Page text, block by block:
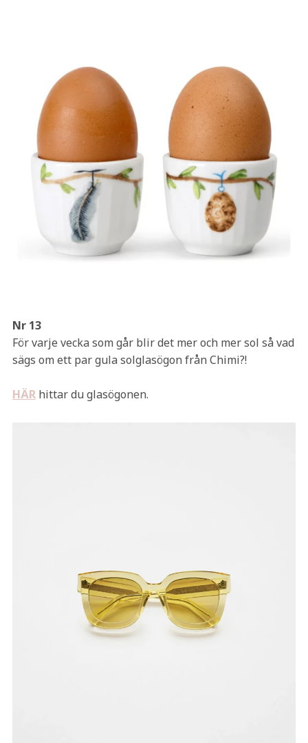
Nr 13
För varje vecka som går blir det mer och mer sol så vad
sägs om ett par gula solglasögon från Chimi?!
HÄRhittar du glasögonen.